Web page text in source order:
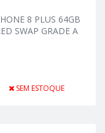
8 PLUS 64GB
SWAP GRADE A
SEM ESTOQUE